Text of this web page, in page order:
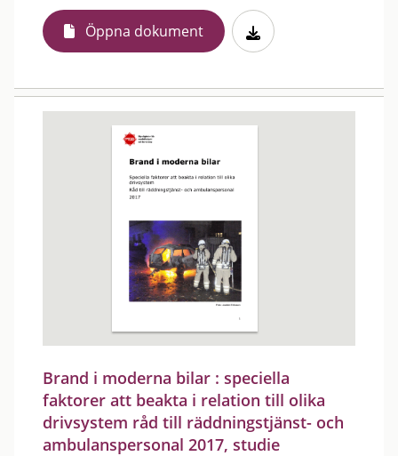
Öppna dokument
Brand i moderna bilar : speciella
faktorer att beakta i relation till olika
drivsystem råd till räddningstjänst- och
ambulanspersonal 2017, studie